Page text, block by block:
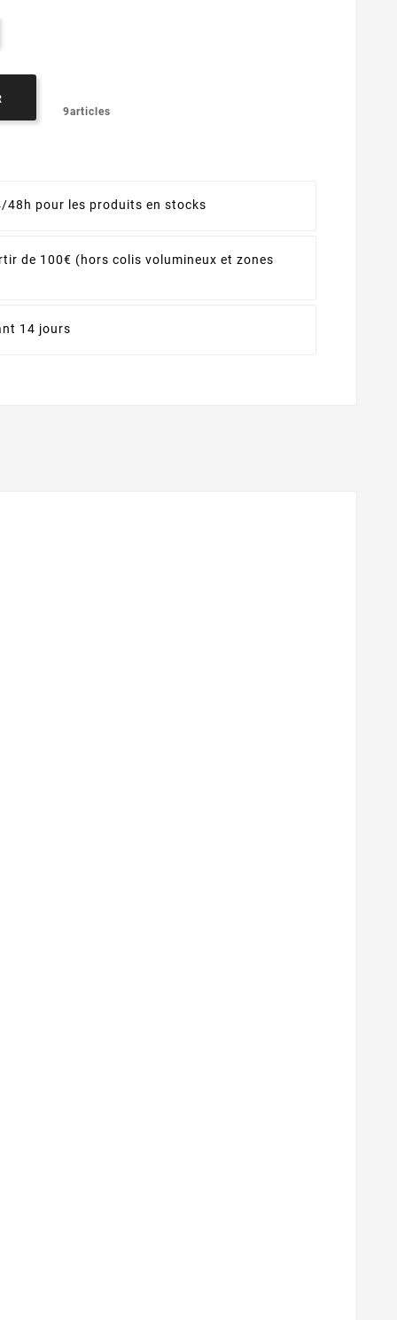
9articles
48h pour les produits en stocks
de 100€ (hors colis volumineux et zones
14 jours